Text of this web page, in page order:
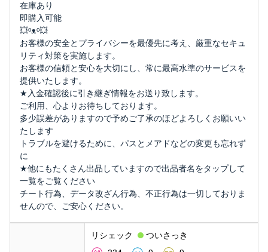
在庫あり
即購入可能
💥ᵒᴥᵒ💥
お客様の安全とプライバシーを最優先に考え、厳重なセキュ
リティ対策を実施します。
お客様の信頼と安心を大切にし、常に最高水準のサービスを
提供いたします。
★入金確認後に引き継ぎ情報をお送り致します。
ご利用、心よりお待ちしております。
多少誤差がありますので予めご了承のほどよろしくお願いい
たします
トラブルを避けるために、パスとメアドなどの変更も忘れず
に
★他にもたくさん出品していますので出品者名をタップして
一覧をご覧ください
チート行為、データ改ざん行為、不正行為は一切しておりま
せんので、ご安心ください。
リシェック
ついさっき